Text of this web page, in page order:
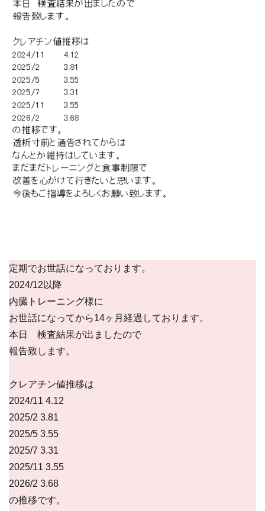
定期でお世話になっております。
2024/12以降
内臓トレーニング様に
お世話になってから14ヶ月経過しております。
本日 検査結果が出ましたので
報告致します。
クレアチン値推移は
2024/11 4.12
2025/2 3.81
2025/5 3.55
2025/7 3.31
2025/11 3.55
2026/2 3.68
の推移です。